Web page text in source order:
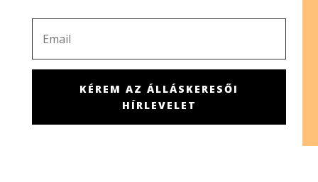
KÉREM AZ ÁLLÁSKERESŐI
HÍRLEVELET